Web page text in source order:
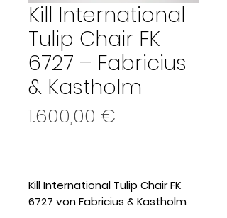
Kill International
Tulip Chair FK
6727 – Fabricius
& Kastholm
1.600,00 €
Kill International Tulip Chair FK
6727 von Fabricius & Kastholm